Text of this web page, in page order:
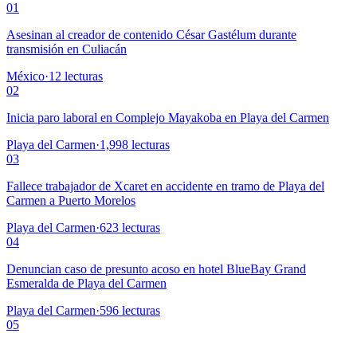
01
Asesinan al creador de contenido César Gastélum durante
transmisión en Culiacán
México·12 lecturas
02
Inicia paro laboral en Complejo Mayakoba en Playa del Carmen
Playa del Carmen·1,998 lecturas
03
Fallece trabajador de Xcaret en accidente en tramo de Playa del
Carmen a Puerto Morelos
Playa del Carmen·623 lecturas
04
Denuncian caso de presunto acoso en hotel BlueBay Grand
Esmeralda de Playa del Carmen
Playa del Carmen·596 lecturas
05